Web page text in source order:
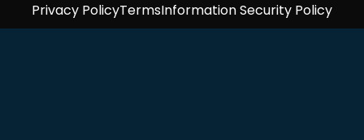
Privacy PolicyTermsInformation Security Policy